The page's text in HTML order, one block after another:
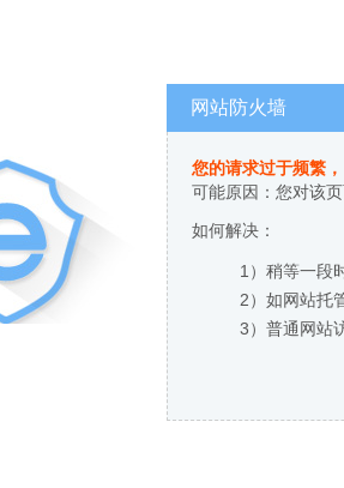
网站防火墙
您的请求过于频繁
可能原因：您对该
如何解决：
1）稍等一段
2）如网站托
3）普通网站